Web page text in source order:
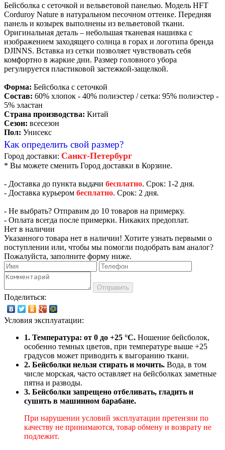
Бейсболка с сеточкой и вельветовой панелью. Модель HFT
Corduroy Nature в натуральном песочном оттенке. Передняя
панель и козырек выполнены из вельветовой ткани.
Оригинальная деталь – небольшая тканевая нашивка с
изображением заходящего солнца в горах и логотипа бренда
DJINNS. Вставка из сетки позволяет чувствовать себя
комфортно в жаркие дни. Размер головного убора
регулируется пластиковой застежкой-защелкой.
Форма: Бейсболка с сеточкой
Состав: 60% хлопок - 40% полиэстер / ceтка: 95% полиэстер -
5% эластан
Страна производства: Китай
Сезон: всесезон
Пол: Унисекс
Как определить свой размер?
Город доставки: Санкт-Петербург
* Вы можете сменить Город доставки в Корзине.
- Доставка до пункта выдачи бесплатно. Срок: 1-2 дня.
- Доставка курьером бесплатно. Срок: 2 дня.
- Не выбрать? Отправим до 10 товаров на примерку.
- Оплата всегда после примерки. Никаких предоплат.
Нет в наличии
Указанного товара нет в наличии! Хотите узнать первыми о
поступлении или, чтобы мы помогли подобрать вам аналог?
Пожалуйста, заполните форму ниже.
Отправить
Поделиться:
Условия эксплуатации:
1. Температура: от 0 до +25 °C. Ношение бейсболок,
особенно темных цветов, при температуре выше +25
градусов может приводить к выгоранию ткани.
2. Бейсболки нельзя стирать и мочить. Вода, в том
числе морская, часто оставляет на бейсболках заметные
пятна и разводы.
3. Бейсболки запрещено отбеливать, гладить и
сушить в машинном барабане.
При нарушении условий эксплуатации претензии по
качеству не принимаются, товар обмену и возврату не
подлежит.